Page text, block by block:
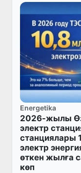
Energetika
2026-жылы
электр
станциялары
электр
өткен жылға
көп